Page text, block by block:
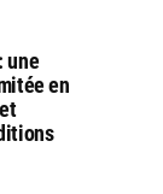
une
en